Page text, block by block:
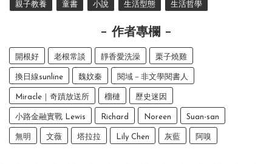
親子教養 童書 小說 生活型態 生活哲學
作者專欄
開根好 老根常談 靜香愛洗澡 栗子燒雞
換日線sunline 魏妏秦 閱域－非文學閱書人
Miracle｜奇蹟放送所 榴槤 歷史迷因
小路金融實戰 Lewis Richard Noreen Suan-san
無明 文薇 塔拉拉 Lily Chen 灰藍 阿嗅